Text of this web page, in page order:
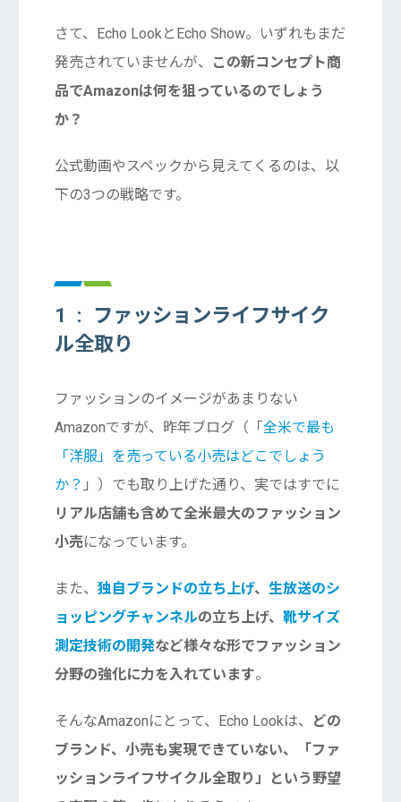
さて、Echo LookとEcho Show。いずれもまだ
発売されていませんが、
この新コンセプト商
品でAmazonは何を狙っているのでしょう
か？
公式動画やスペックから見えてくるのは、以
下の3つの戦略です。
1 : ファッションライフサイク
ル全取り
ファッションのイメージがあまりない
Amazonですが、昨年ブログ（「全米で最も
「洋服」を売っている小売はどこでしょう
か？ 」）でも取り上げた通り、実ではすでに
リアル店舗も含めて全米最大のファッション
小売になっています。
また、 独自ブランドの立ち上げ、 生放送のシ
ョッピングチャンネルの立ち上げ、 靴サイズ
測定技術の開発など様々な形でファッション
分野の強化に力を入れています。
そんなAmazonにとって、Echo Lookは、
どの
ブランド、小売も実現できていない、「ファ
ッションライフサイクル全取り」という野望